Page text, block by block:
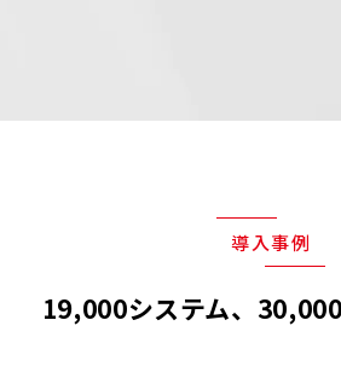
導入事例
19,000システム、